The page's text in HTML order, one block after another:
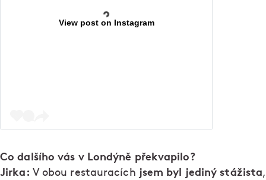
View post on Instagram
Co dalšího vás v Londýně překvapilo?
Jirka: V obou restauracích jsem byl jediný stážista,